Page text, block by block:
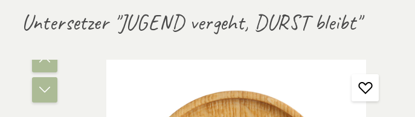
Untersetzer "JUGEND vergeht, DURST bleibt"
Bildergalerie überspringen